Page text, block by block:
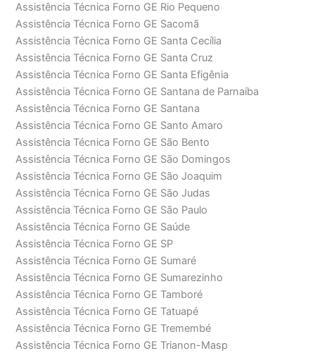
Assistência Técnica Forno GE Rio Pequeno
Assistência Técnica Forno GE Sacomã
Assistência Técnica Forno GE Santa Cecília
Assistência Técnica Forno GE Santa Cruz
Assistência Técnica Forno GE Santa Efigênia
Assistência Técnica Forno GE Santana de Parnaíba
Assistência Técnica Forno GE Santana
Assistência Técnica Forno GE Santo Amaro
Assistência Técnica Forno GE São Bento
Assistência Técnica Forno GE São Domingos
Assistência Técnica Forno GE São Joaquim
Assistência Técnica Forno GE São Judas
Assistência Técnica Forno GE São Paulo
Assistência Técnica Forno GE Saúde
Assistência Técnica Forno GE SP
Assistência Técnica Forno GE Sumaré
Assistência Técnica Forno GE Sumarezinho
Assistência Técnica Forno GE Tamboré
Assistência Técnica Forno GE Tatuapé
Assistência Técnica Forno GE Tremembé
Assistência Técnica Forno GE Trianon-Masp